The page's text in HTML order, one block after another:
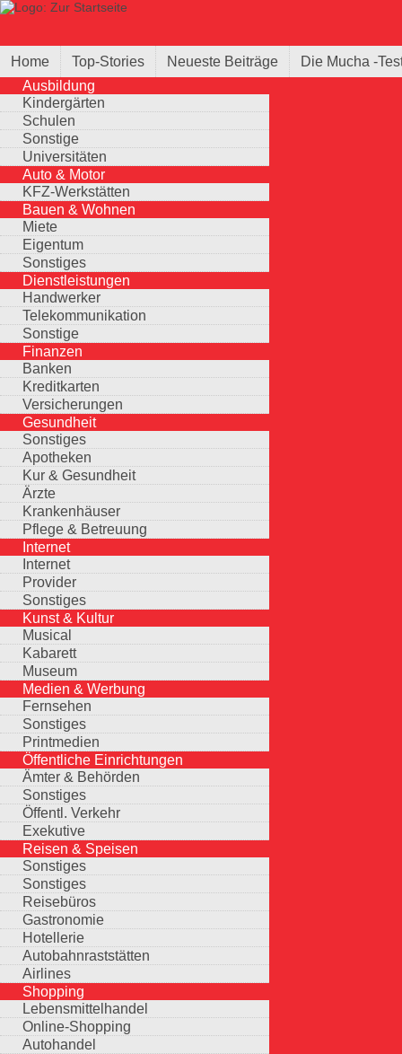
Direkt zum Inhalt
Home Top-Stories Neueste Beiträge
Die Mucha -
Ausbildung
Kindergärten
Schulen
Sonstige
Universitäten
Auto & Motor
KFZ-Werkstätten
Bauen & Wohnen
Miete
Eigentum
Sonstiges
Dienstleistungen
Handwerker
Telekommunikation
Sonstige
Finanzen
Banken
Kreditkarten
Versicherungen
Gesundheit
Sonstiges
Apotheken
Kur & Gesundheit
Ärzte
Krankenhäuser
Pflege & Betreuung
Internet
Internet
Provider
Sonstiges
Kunst & Kultur
Musical
Kabarett
Museum
Medien & Werbung
Fernsehen
Sonstiges
Printmedien
Öffentliche Einrichtungen
Ämter & Behörden
Sonstiges
Öffentl. Verkehr
Exekutive
Reisen & Speisen
Sonstiges
Sonstiges
Reisebüros
Gastronomie
Hotellerie
Autobahnraststätten
Airlines
Shopping
Lebensmittelhandel
Online-Shopping
Autohandel